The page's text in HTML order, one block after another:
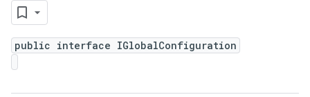
public interface IGlobalConfiguration